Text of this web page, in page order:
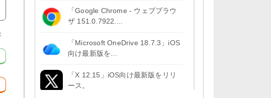
「Google Chrome - ウェブブラウ
ザ 151.0.7922....
「Microsoft OneDrive 18.7.3」iOS
向け最新版を...
「X 12.15」iOS向け最新版をリリ
ース。